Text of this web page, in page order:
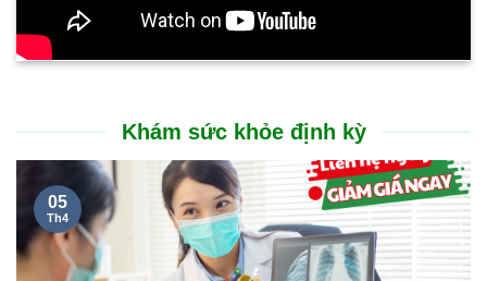
Khám sức khỏe định kỳ
05
Th4